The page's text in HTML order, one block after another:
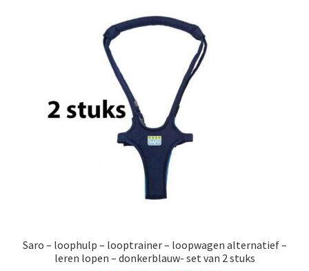
Saro – loophulp – looptrainer – loopwagen alternatief –
leren lopen – donkerblauw- set van 2 stuks